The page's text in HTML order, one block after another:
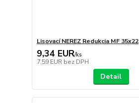
Lisovací NEREZ Redukcia MF 35x22
9,34 EUR/ks
7,59 EUR bez DPH
Detail